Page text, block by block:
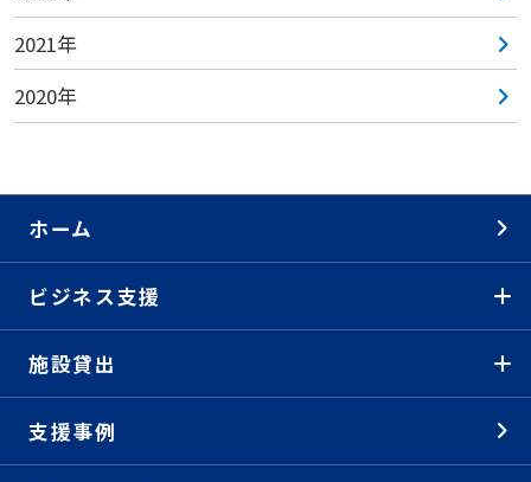
2021年
2020年
ホーム
ビジネス支援
施設貸出
支援事例